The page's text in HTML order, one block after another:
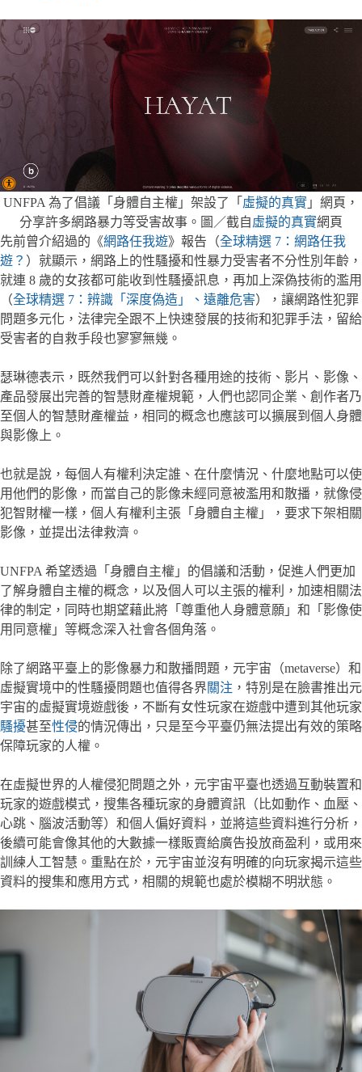
UNFPA 為了倡議「身體自主權」架設了「 虛擬的真實 」網頁，
分享許多網路暴力等受害故事。圖／截自虛擬的真實網頁
先前曾介紹過的《網路任我遊》報告（全球精選 7：網路任我
遊？ ）就顯示，網路上的性騷擾和性暴力受害者不分性別年齡，
就連 8 歲的女孩都可能收到性騷擾訊息，再加上深偽技術的濫用
（全球精選 7：辨識「深度偽造」、遠離危害），讓網路性犯罪
問題多元化，法律完全跟不上快速發展的技術和犯罪手法，留給
受害者的自救手段也寥寥無幾。
瑟琳德表示，既然我們可以針對各種用途的技術、影片、影像、
產品發展出完善的智慧財產權規範，人們也認同企業、創作者乃
至個人的智慧財產權益，相同的概念也應該可以擴展到個人身體
與影像上。
也就是說，每個人有權利決定誰、在什麼情況、什麼地點可以使
用他們的影像，而當自己的影像未經同意被濫用和散播，就像侵
犯智財權一樣，個人有權利主張「身體自主權」，要求下架相關
影像，並提出法律救濟。
UNFPA 希望透過「身體自主權」的倡議和活動，促進人們更加
了解身體自主權的概念，以及個人可以主張的權利，加速相關法
律的制定，同時也期望藉此將「尊重他人身體意願」和「影像使
用同意權」等概念深入社會各個角落。
除了網路平臺上的影像暴力和散播問題，元宇宙（metaverse）和
虛擬實境中的性騷擾問題也值得各界關注 ，特別是在臉書推出元
宇宙的虛擬實境遊戲後，不斷有女性玩家在遊戲中遭到其他玩家
騷擾甚至性侵的情況傳出，只是至今平臺仍無法提出有效的策略
保障玩家的人權。
在虛擬世界的人權侵犯問題之外，元宇宙平臺也透過互動裝置和
玩家的遊戲模式，搜集各種玩家的身體資訊（比如動作、血壓、
心跳、腦波活動等）和個人偏好資料，並將這些資料進行分析，
後續可能會像其他的大數據一樣販賣給廣告投放商盈利，或用來
訓練人工智慧。重點在於，元宇宙並沒有明確的向玩家揭示這些
資料的搜集和應用方式，相關的規範也處於模糊不明狀態。